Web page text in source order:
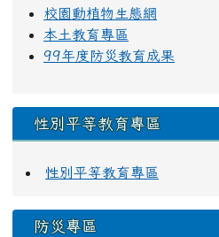
校園動植物生態網
本土教育專區
99年度防災教育成果
性別平等教育專區
性別平等教育專區
防災專區